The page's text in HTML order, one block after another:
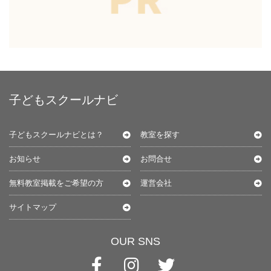
子どもスクールナビ
子どもスクールナビとは？ 教室を探す
お知らせ お問合せ
無料教室掲載をご希望の方 運営会社
サイトマップ
OUR SNS